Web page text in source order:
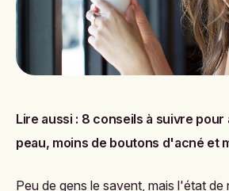
Lire aussi : 8 conseils à suivre pour
peau, moins de boutons d'acné et
Peu de gens le savent, mais l'état de